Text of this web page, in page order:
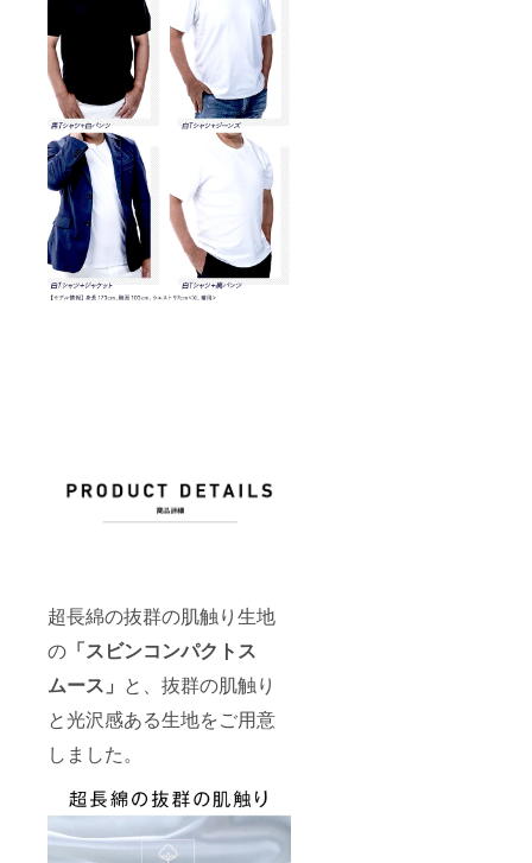
超長綿の抜群の肌触り生地
の 「スビンコンパクトス
ムース」 と、抜群の肌触り
と光沢感ある生地をご用意
しました。